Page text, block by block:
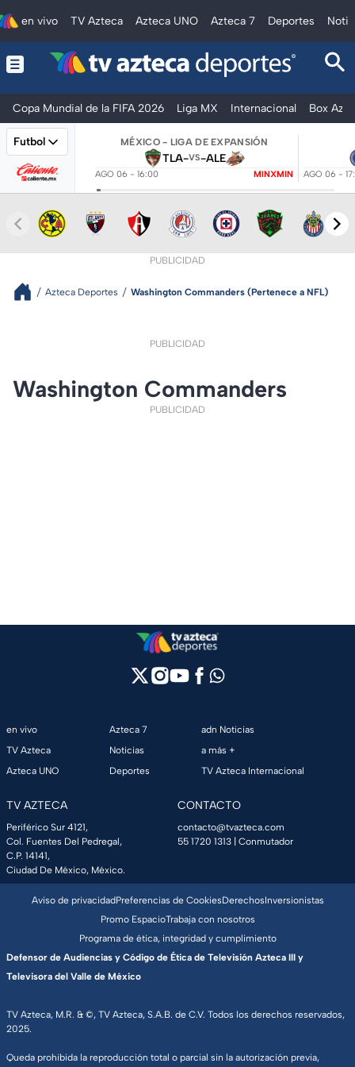
en vivo TV Azteca Azteca UNO Azteca 7 Deportes
Copa Mundial de la FIFA 2026 Liga MX Internacional Box
Futbol MÉXICO - LIGA DE EXPANSIÓN
TLA-VS-ALE
AGO 06 - 16:00 MINXMIN AGO 06 -
PUBLICIDAD
Azteca Deportes Washington Commanders (Pertenece a NFL)
PUBLICIDAD
Washington Commanders
PUBLICIDAD
en vivo
TV Azteca
Azteca UNO
Azteca 7
Noticias
Deportes
adn Noticias
a más +
TV Azteca Internacional
TV AZTECA
Periférico Sur 4121,
Col. Fuentes Del Pedregal,
C.P. 14141,
Ciudad De México, México.
CONTACTO
contacto@tvazteca.com
55 1720 1313 | Conmutador
TV Azteca, M.R. & ©, TV Azteca, S.A.B. de C.V. Todos los derechos reservados,
2025.
Queda prohibida la reproducción total o parcial sin la autorización previa,
Aviso de privacidadPreferencias de CookiesDerechosInversionistas
Promo EspacioTrabaja con nosotros
Programa de ética, integridad y cumplimiento
Defensor de Audiencias y Código de Ética de Televisión Azteca III y
Televisora del Valle de México